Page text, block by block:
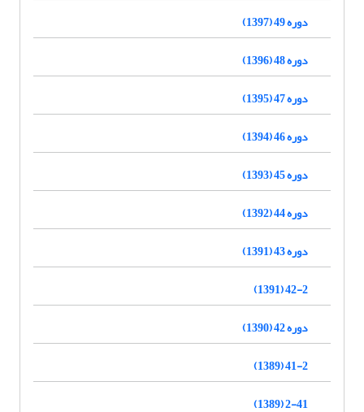
دوره 49 (1397)
دوره 48 (1396)
دوره 47 (1395)
دوره 46 (1394)
دوره 45 (1393)
دوره 44 (1392)
دوره 43 (1391)
42-2 (1391)
دوره 42 (1390)
41-2 (1389)
2-41 (1389)